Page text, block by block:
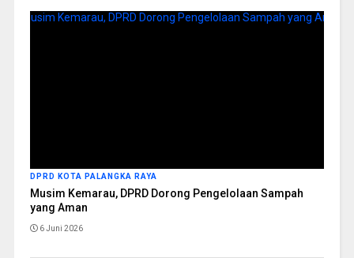
DPRD KOTA PALANGKA RAYA
Musim Kemarau, DPRD Dorong Pengelolaan Sampah
yang Aman
6 Juni 2026